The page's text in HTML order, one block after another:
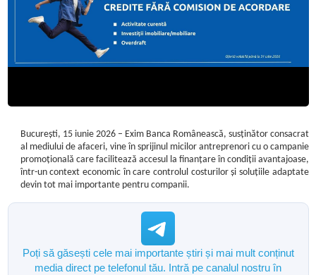
București, 15 iunie 2026– Exim Banca Românească, susținător consacrat
al mediului de afaceri, vine în sprijinul micilor antreprenori cu o campanie
promoțională care facilitează accesul la finanțare în condiții avantajoase,
într-un context economic în care controlul costurilor și soluțiile adaptate
devin tot mai importante pentru companii.
Poți să găsești cele mai importante știri și mai mult conținut
media direct pe telefonul tău. Intră pe canalul nostru în